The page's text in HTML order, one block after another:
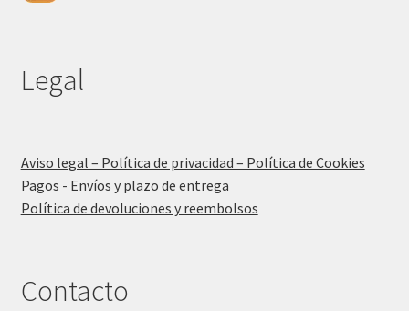
Legal
Aviso legal – Política de privacidad – Política de Cookies
Pagos - Envíos y plazo de entrega
Política de devoluciones y reembolsos
Contacto